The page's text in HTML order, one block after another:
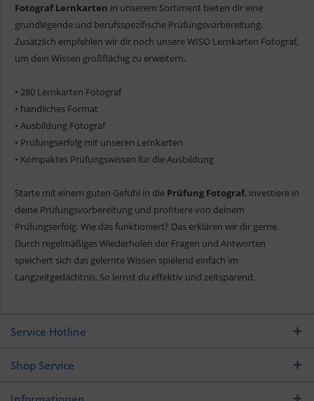
Fotograf Lernkarten in unserem Sortiment bieten dir eine
grundlegende und berufsspezifische Prüfungsvorbereitung.
Zusätzlich empfehlen wir dir noch unsere WISO Lernkarten Fotograf,
um dein Wissen großflächig zu erweitern.
• 280 Lernkarten Fotograf
• handliches Format
• Ausbildung Fotograf
• Prüfungserfolg mit unseren Lernkarten
• Kompaktes Prüfungswissen für die Ausbildung
Starte mit einem guten Gefühl in die Prüfung Fotograf, investiere in
deine Prüfungsvorbereitung und profitiere von deinem
Prüfungserfolg. Wie das funktioniert? Das erklären wir dir gerne.
Durch regelmäßiges Wiederholen der Fragen und Antworten
speichert sich das gelernte Wissen spielend einfach im
Langzeitgedächtnis. So lernst du effektiv und zeitsparend.
Service Hotline
Shop Service